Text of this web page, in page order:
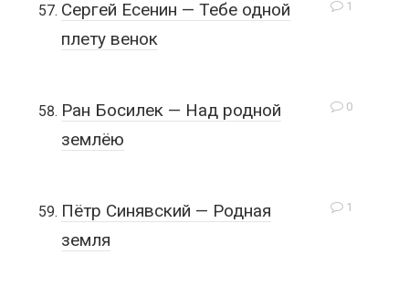
1
Сергей Есенин — Тебе одной
плету венок
0
Ран Босилек — Над родной
землёю
1
Пётр Синявский — Родная
земля